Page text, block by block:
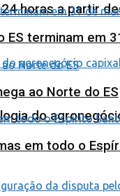
horas a partir
do
ES terminam em
ao Norte do ES
em todo o